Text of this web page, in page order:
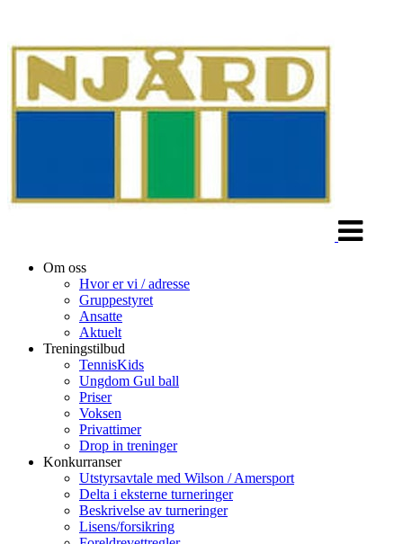
Om oss
Hvor er vi / adresse
Gruppestyret
Ansatte
Aktuelt
Treningstilbud
TennisKids
Ungdom Gul ball
Priser
Voksen
Privattimer
Drop in treninger
Konkurranser
Utstyrsavtale med Wilson / Amersport
Delta i eksterne turneringer
Beskrivelse av turneringer
Lisens/forsikring